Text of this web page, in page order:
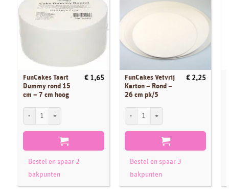
FunCakes Taart
Dummy rond 15
cm – 7 cm hoog
€ 1,65
FunCakes Taart Dummy rond 15 cm - 7 cm hoog aantal
Bestel en spaar 2
bakpunten
FunCakes Vetvrij
Karton – Rond –
26 cm pk/5
€ 2,25
FunCakes Vetvrij Karton - Rond - 26 cm
Bestel en spaar 3
bakpunten